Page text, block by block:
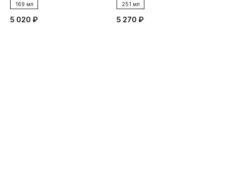
169 мл
5 020 ₽
251 мл
5 270 ₽